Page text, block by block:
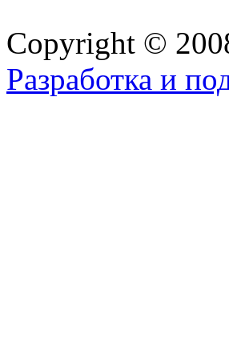
Copyright ©
Разработка и